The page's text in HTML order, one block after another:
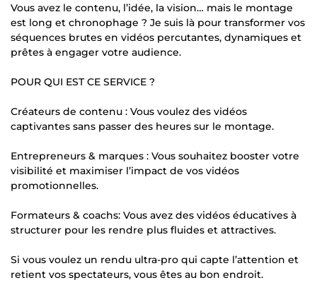
Vous avez le contenu, l’idée, la vision… mais le montage
est long et chronophage ? Je suis là pour transformer vos
séquences brutes en vidéos percutantes, dynamiques et
prêtes à engager votre audience.
POUR QUI EST CE SERVICE ?
Créateurs de contenu : Vous voulez des vidéos
captivantes sans passer des heures sur le montage.
Entrepreneurs & marques : Vous souhaitez booster votre
visibilité et maximiser l’impact de vos vidéos
promotionnelles.
Formateurs & coachs: Vous avez des vidéos éducatives à
structurer pour les rendre plus fluides et attractives.
Si vous voulez un rendu ultra-pro qui capte l’attention et
retient vos spectateurs, vous êtes au bon endroit.